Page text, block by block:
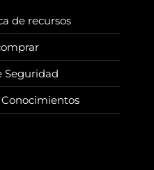
de recursos
Seguridad
Conocimientos